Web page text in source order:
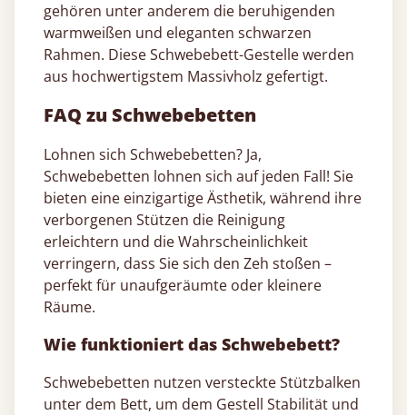
gehören unter anderem die beruhigenden
warmweißen und eleganten schwarzen
Rahmen. Diese Schwebebett-Gestelle werden
aus hochwertigstem Massivholz gefertigt.
FAQ zu Schwebebetten
Lohnen sich Schwebebetten? Ja,
Schwebebetten lohnen sich auf jeden Fall! Sie
bieten eine einzigartige Ästhetik, während ihre
verborgenen Stützen die Reinigung
erleichtern und die Wahrscheinlichkeit
verringern, dass Sie sich den Zeh stoßen –
perfekt für unaufgeräumte oder kleinere
Räume.
Wie funktioniert das Schwebebett?
Schwebebetten nutzen versteckte Stützbalken
unter dem Bett, um dem Gestell Stabilität und